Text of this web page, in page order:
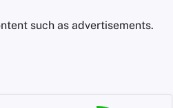
such as advertisements.